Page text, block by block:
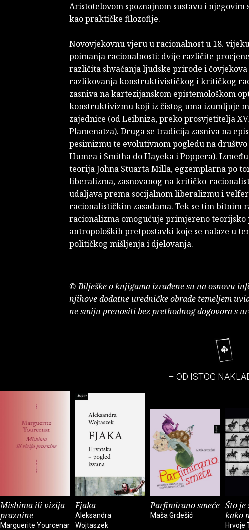
Aristotelovom spoznajnom sustavu i
kao praktičke filozofije.
Novovjekovnu vjeru u racionalnost u 18.
poimanja racionalnosti: dvije različite
različita shvaćanja ljudske prirode i
razlikovanja konstruktivističkog i kritičkog
zasniva na kartezijanskom epistemološkom
konstruktivizmu koji iz čistog uma izumljuje
zajednice (od Leibniza, preko prosvjetitelja
Plamenatza). Druga se tradicija zasniva na
pesimizmu te evolutivnom pogledu na
Humea i Smitha do Hayeka i Poppera).
teorija Johna Stuarta Milla, egzemplarna po
liberalizma, zasnovanog na kritičko-
udaljava prema socijalnom liberalizmu i
racionalističkim zasadama. Tek se tim bitnim
racionalizma omogućuje primjereno teorijsko
antropoloških pretpostavki koje se nalaze u
političkog mišljenja i djelovanja.
© Bilješke o knjigama izrađene su na osnovu
njihove dodatne uredničke obrade temeljem
ne smiju prenositi bez prethodnog dogovora s
– OD ISTOG
Mishima ili vizija
praznine
Marguerite Yourcenar
Fjaka
Aleksandra
Wojtaszek
Parfimirano smeće
Maša Grdešić
Što je
kako
Hrvoje